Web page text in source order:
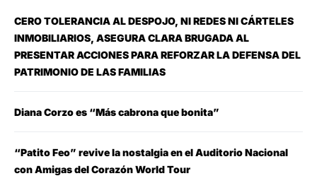
CERO TOLERANCIA AL DESPOJO, NI REDES NI CÁRTELES
INMOBILIARIOS, ASEGURA CLARA BRUGADA AL
PRESENTAR ACCIONES PARA REFORZAR LA DEFENSA DEL
PATRIMONIO DE LAS FAMILIAS
Diana Corzo es “Más cabrona que bonita”
“Patito Feo” revive la nostalgia en el Auditorio Nacional
con Amigas del Corazón World Tour